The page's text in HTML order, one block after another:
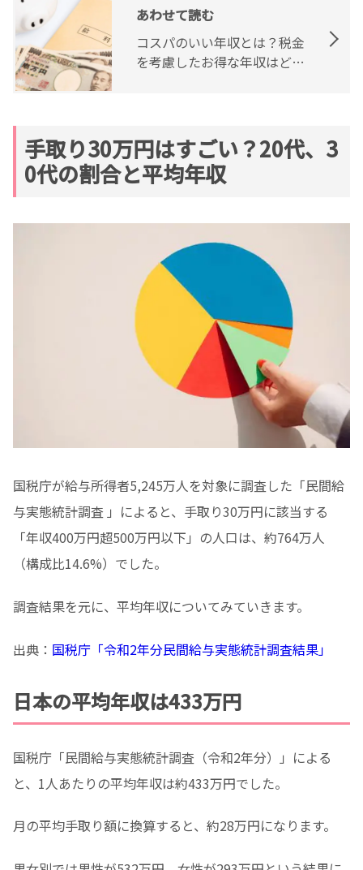
あわせて読む
コスパのいい年収とは？税金
を考慮したお得な年収はどれ
手取り30万円はすごい？20代、3
0代の割合と平均年収
国税庁が給与所得者5,245万人を対象に調査した「民間給
与実態統計調査 」によると、手取り30万円に該当する
「年収400万円超500万円以下」の人口は、約764万人
（構成比14.6%）でした。
調査結果を元に、平均年収についてみていきます。
出典： 国税庁「令和2年分民間給与実態統計調査結果」
日本の平均年収は433万円
国税庁「民間給与実態統計調査（令和2年分）」による
と、1人あたりの平均年収は約433万円でした。
月の平均手取り額に換算すると、約28万円になります。